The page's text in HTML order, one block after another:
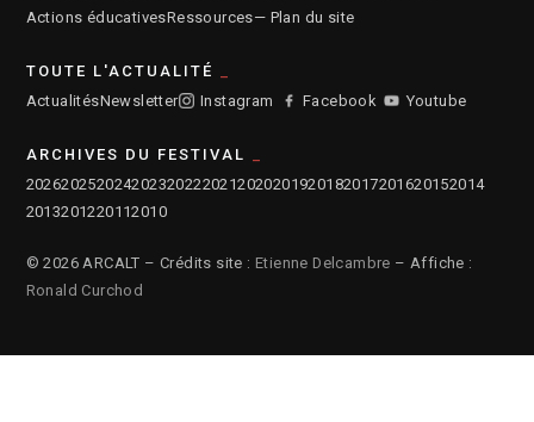
Actions éducativesRessources— Plan du site
TOUTE L'ACTUALITÉ
ActualitésNewsletter Instagram Facebook Youtube
ARCHIVES DU FESTIVAL
2026202520242023202220212020201920182017201620152014
2013201220112010
© 2026 ARCALT – Crédits site : Etienne Delcambre – Affiche :
Ronald Curchod